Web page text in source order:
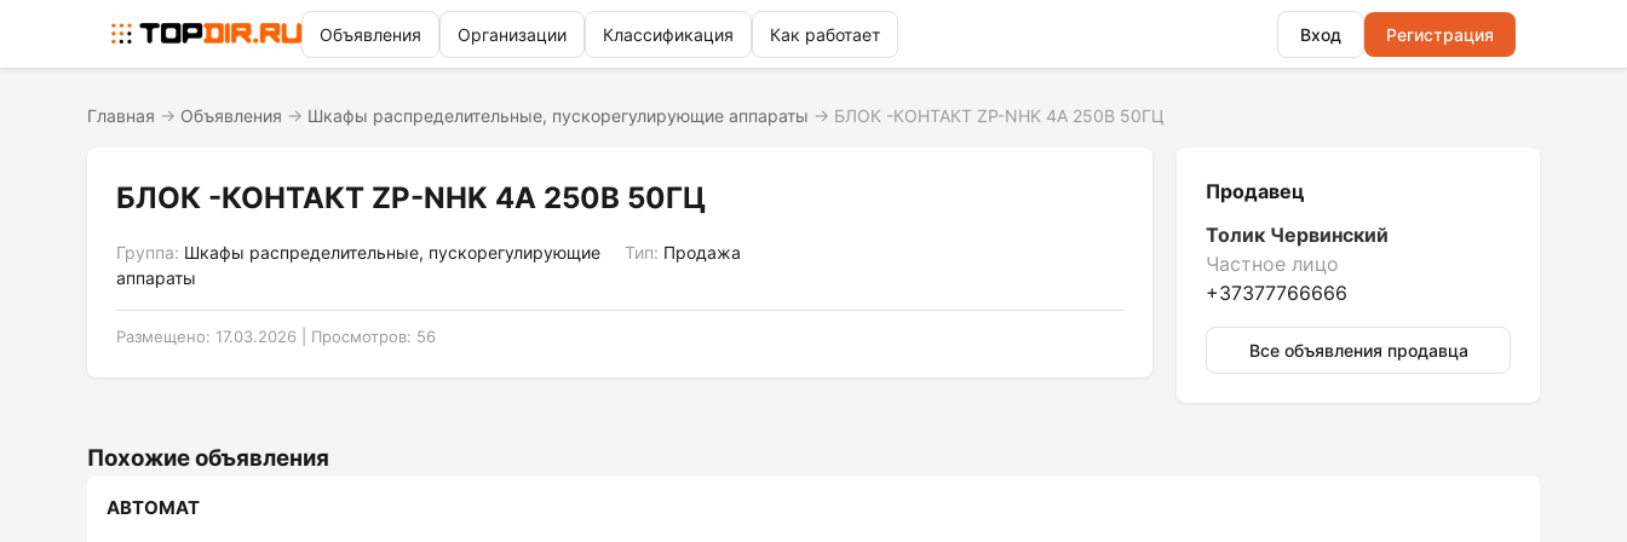
Объявления Организации Классификация Как работает Вход Регистрация
Главная → Объявления → Шкафы распределительные, пускорегулирующие аппараты → БЛОК -КОНТАКТ ZP-NHK 4А 250В 50ГЦ
БЛОК -КОНТАКТ ZP-NHK 4А 250В 50ГЦ
Группа: Шкафы распределительные, пускорегулирующие
аппараты
Тип: Продажа
Размещено: 17.03.2026 | Просмотров: 56
Продавец
Толик Червинский
Частное лицо
+37377766666
Все объявления продавца
Похожие объявления
АВТОМАТ